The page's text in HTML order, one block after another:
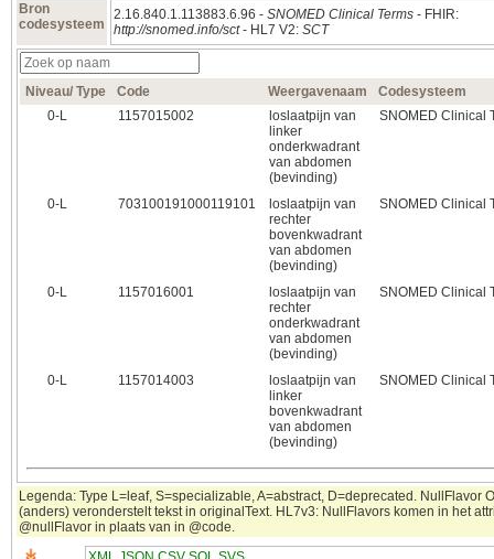
Bron
codesysteem
2.16.840.1.113883.6.96 - SNOMED Clinical Terms - FHIR:
http://snomed.info/sct- HL7 V2: SCT
Niveau/ Type Code Weergavenaam
Codesysteem
0‑L
1157015002
loslaatpijn van
linker
onderkwadrant
van abdomen
(bevinding)
SNOMED Clinical
0‑L 703100191000119101
loslaatpijn van
rechter
bovenkwadrant
van abdomen
(bevinding)
SNOMED Clinical
0‑L 1157016001
loslaatpijn van
rechter
onderkwadrant
van abdomen
(bevinding)
SNOMED Clinical
0‑L 1157014003
loslaatpijn van
linker
bovenkwadrant
van abdomen
(bevinding)
SNOMED Clinical
Legenda: Type L=leaf, S=specializable, A=abstract, D=deprecated. NullFlavor
(anders) veronderstelt tekst in originalText. HL7v3: NullFlavors komen in het
@nullFlavor in plaats van in @code.